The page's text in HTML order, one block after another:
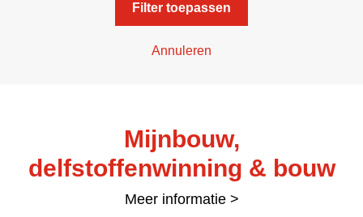
Filter toepassen
Annuleren
Mijnbouw,
delfstoffenwinning & bouw
Meer informatie >